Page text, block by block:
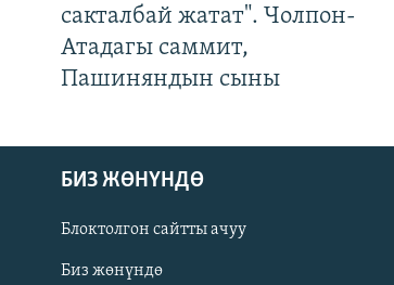
сакталбай жатат". Чолпон-
Атадагы саммит,
Пашиняндын сыны
БИЗ ЖӨНҮНДӨ
Блоктолгон сайтты ачуу
Биз жөнүндө